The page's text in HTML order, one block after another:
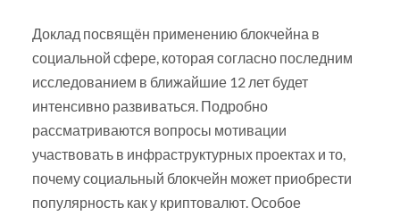
Доклад посвящён применению блокчейна в
социальной сфере, которая согласно последним
исследованием в ближайшие 12 лет будет
интенсивно развиваться. Подробно
рассматриваются вопросы мотивации
участвовать в инфраструктурных проектах и то,
почему социальный блокчейн может приобрести
популярность как у криптовалют. Особое